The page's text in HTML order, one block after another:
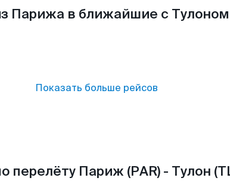
Парижа в ближайшие с Тулоном
Показать больше рейсов
перелёту Париж (PAR) - Тулон